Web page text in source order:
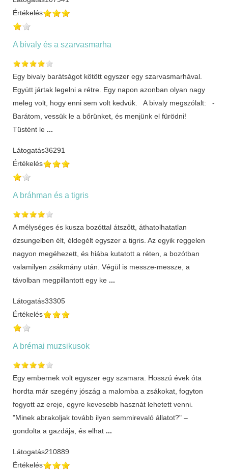
Értékelés
A bivaly és a szarvasmarha
Egy bivaly barátságot kötött egyszer egy szarvasmarhával.
Együtt jártak legelni a rétre. Egy napon azonban olyan nagy
meleg volt, hogy enni sem volt kedvük. A bivaly megszólalt: -
Barátom, vessük le a bőrünket, és menjünk el fürödni!
Tüstént le ...
Látogatás36291
Értékelés
A bráhman és a tigris
A mélységes és kusza bozóttal átszőtt, áthatolhatatlan
dzsungelben élt, éldegélt egyszer a tigris. Az egyik reggelen
nagyon megéhezett, és hiába kutatott a réten, a bozótban
valamilyen zsákmány után. Végül is messze-messze, a
távolban megpillantott egy ke ...
Látogatás33305
Értékelés
A brémai muzsikusok
Egy embernek volt egyszer egy szamara. Hosszú évek óta
hordta már szegény jószág a malomba a zsákokat, fogyton
fogyott az ereje, egyre kevesebb hasznát lehetett venni.
"Minek abrakoljak tovább ilyen semmirevaló állatot?" –
gondolta a gazdája, és elhat ...
Látogatás210889
Értékelés